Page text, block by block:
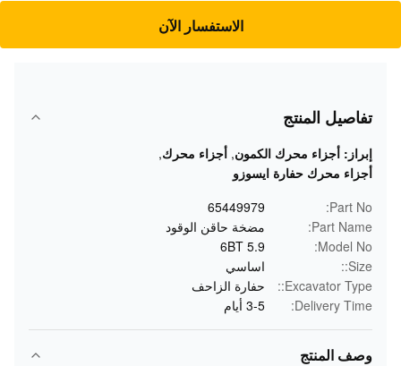
الاستفسار الآن
تفاصيل المنتج
إبراز: أجزاء محرك الكمون, أجزاء محرك,
أجزاء محرك حفارة ايسوزو
Part No:
65449979
Part Name:
مضخة حاقن الوقود
Model No:
6BT 5.9
Size::
اساسي
Excavator Type::
حفارة الزاحف
Delivery Time:
3-5 أيام
وصف المنتج